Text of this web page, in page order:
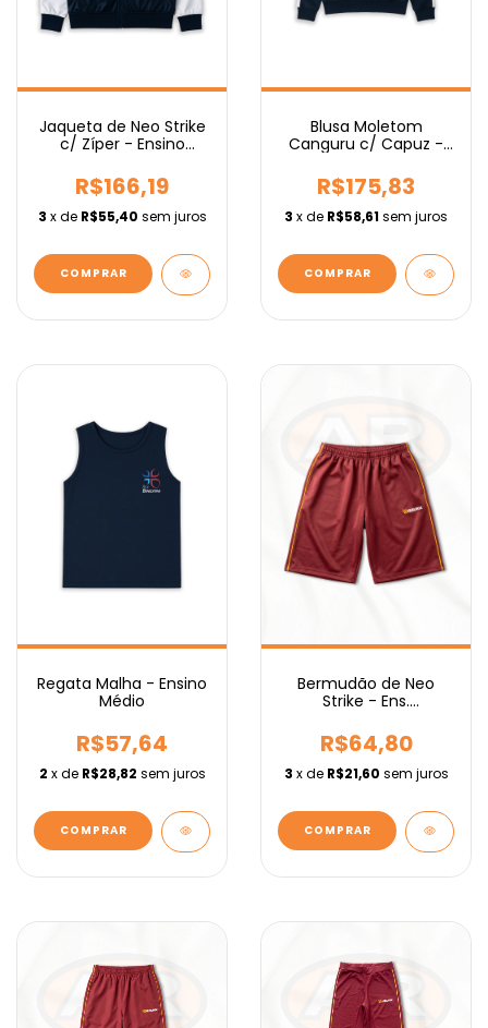
Jaqueta de Neo Strike
c/ Zíper - Ensino
R$166,19
3 x de R$55,40 sem juros
COMPRAR
Blusa Moletom
Canguru c/ Capuz -
R$175,83
3 x de R$58,61sem juros
COMPRAR
Regata Malha - Ensino
Médio
R$57,64
2 x de R$28,82 sem juros
COMPRAR
Bermudão de Neo
Strike - Ens.
R$64,80
3 x de R$21,60 sem juros
COMPRAR